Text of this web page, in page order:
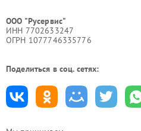
ООО "Русервис"
ИНН 7702633247
ОГРН 1077746335776
Поделиться в соц. сетях: